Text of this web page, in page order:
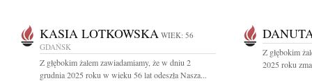
KASIA LOTKOWSKA WIEK: 56
GDAŃSK
Z głębokim żalem zawiadamiamy, że w dniu 2
grudnia 2025 roku w wieku 56 lat odeszła Nasza...
Z głębokim
2025 roku